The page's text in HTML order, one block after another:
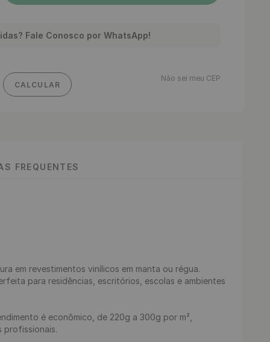
Fale Conosco por WhatsApp!
CALCULAR
Não sei meu CEP
FREQUENTES
em revestimentos vinílicos em manta ou régua.
para residências, escritórios, escolas e ambientes
é econômico, de 220g a 300g por m²,
profissionais.